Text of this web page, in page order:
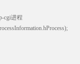
cgi进程